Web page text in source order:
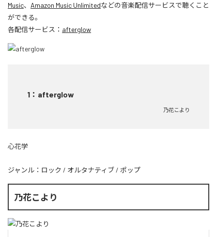
Music、 Amazon Music Unlimitedなどの音楽配信サービスで聴くこと
ができる。
各配信サービス： afterglow
1 ： afterglow
乃花こより
心花学
ジャンル： ロック / オルタナティブ / ポップ
乃花こより